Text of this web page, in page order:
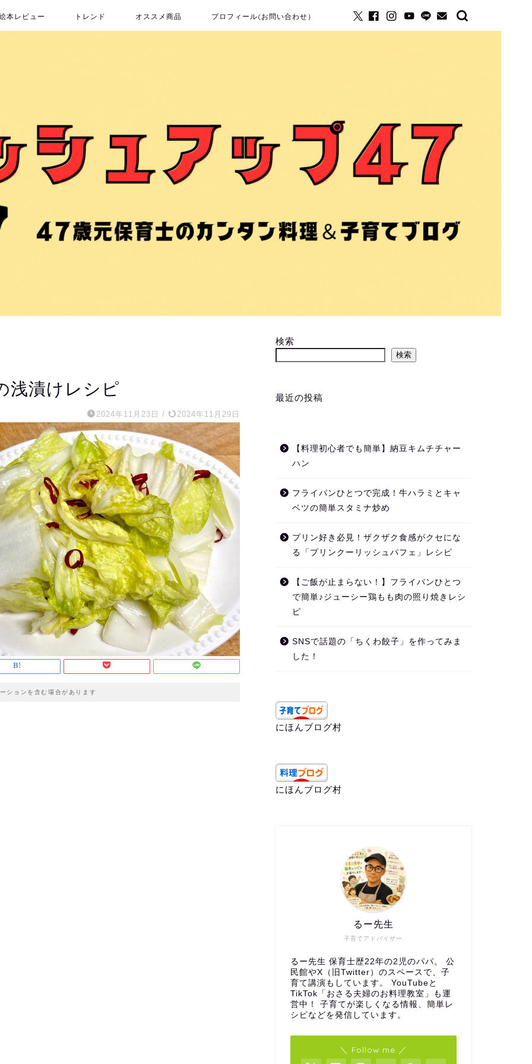
本レビュー トレンド オススメ商品 プロフィール(お問い合わせ）
浅漬けレシピ
2024年11月23日 / 2024年11月29日
ションを含む場合があります
検索
検索
最近の投稿
【料理初心者でも簡単】納豆キムチチャー
ハン
フライパンひとつで完成！牛ハラミとキャ
ベツの簡単スタミナ炒め
プリン好き必見！ザクザク食感がクセにな
る「プリンクーリッシュパフェ」レシピ
【ご飯が止まらない！】フライパンひとつ
で簡単♪ジューシー鶏もも肉の照り焼きレシ
ピ
SNSで話題の「ちくわ餃子」を作ってみま
した！
にほんブログ村
にほんブログ村
子育てアドバイザー
るー先生
るー先生 保育士歴22年の2児のパパ。 公
民館やX（旧Twitter）のスペースで、子
育て講演もしています。 YouTubeと
TikTok「おさる夫婦のお料理教室」も運
営中！ 子育てが楽しくなる情報、簡単レ
シピなどを発信しています。
＼ Follow me ／